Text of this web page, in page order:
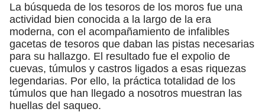
La búsqueda de los tesoros de los moros fue una
actividad bien conocida a la largo de la era
moderna, con el acompañamiento de infalibles
gacetas de tesoros que daban las pistas necesarias
para su hallazgo. El resultado fue el expolio de
cuevas, túmulos y castros ligados a esas riquezas
legendarias. Por ello, la práctica totalidad de los
túmulos que han llegado a nosotros muestran las
huellas del saqueo.